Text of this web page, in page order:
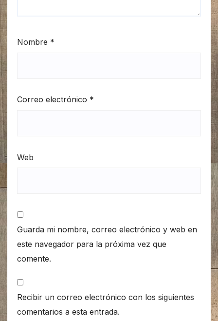
Nombre *
Correo electrónico *
Web
Guarda mi nombre, correo electrónico y web en
este navegador para la próxima vez que
comente.
Recibir un correo electrónico con los siguientes
comentarios a esta entrada.